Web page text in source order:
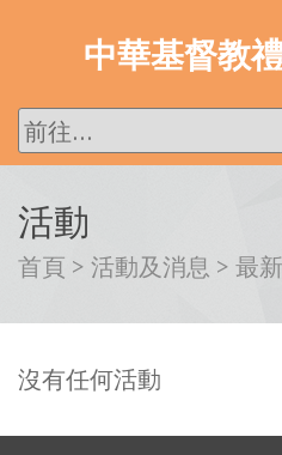
中華基督教
活動
首頁 > 活動及消息 > 最
沒有任何活動